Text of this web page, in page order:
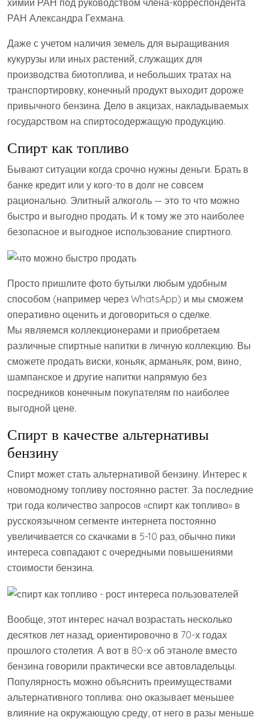
химии РАН под руководством члена-корреспондента
РАН Александра Гехмана.
Даже с учетом наличия земель для выращивания
кукурузы или иных растений, служащих для
производства биотоплива, и небольших тратах на
транспортировку, конечный продукт выходит дороже
привычного бензина. Дело в акцизах, накладываемых
государством на спиртосодержащую продукцию.
Спирт как топливо
Бывают ситуации когда срочно нужны деньги. Брать в
банке кредит или у кого-то в долг не совсем
рационально. Элитный алкоголь — это то что можно
быстро и выгодно продать. И к тому же это наиболее
безопасное и выгодное использование спиртного.
Просто пришлите фото бутылки любым удобным
способом (например через WhatsApp) и мы сможем
оперативно оценить и договориться о сделке.
Мы являемся коллекционерами и приобретаем
различные спиртные напитки в личную коллекцию. Вы
сможете продать виски, коньяк, арманьяк, ром, вино,
шампанское и другие напитки напрямую без
посредников конечным покупателям по наиболее
выгодной цене.
Спирт в качестве альтернативы
бензину
Спирт может стать альтернативой бензину. Интерес к
новомодному топливу постоянно растет. За последние
три года количество запросов «спирт как топливо» в
русскоязычном сегменте интернета постоянно
увеличивается со скачками в 5-10 раз, обычно пики
интереса совпадают с очередными повышениями
стоимости бензина.
Вообще, этот интерес начал возрастать несколько
десятков лет назад, ориентировочно в 70-х годах
прошлого столетия. А вот в 80-х об этаноле вместо
бензина говорили практически все автовладельцы.
Популярность можно объяснить преимуществами
альтернативного топлива: оно оказывает меньшее
влияние на окружающую среду, от него в разы меньше